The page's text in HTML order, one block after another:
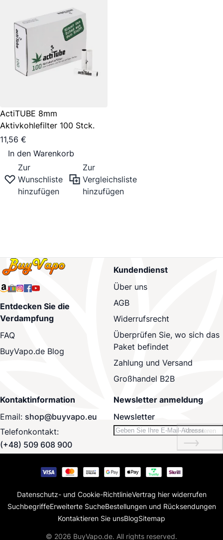
ActiTUBE 8mm
Aktivkohlefilter 100 Stck.
11,56 €
In den Warenkorb
Zur
Wunschliste
hinzufügen
Zur
Vergleichsliste
hinzufügen
Entdecken Sie die
Verdampfung
FAQ
BuyVapo.de Blog
Kundendienst
Über uns
AGB
Widerrufsrecht
Überprüfen Sie, wo sich das
Paket befindet
Zahlung und Versand
Großhandel B2B
Kontaktinformation
Email: shop@buyvapo.eu
Telefonkontakt:
(+48) 509 608 900
Newsletter anmeldung
Newsletter
Abonnieren
Datenschutz- und Cookie-RichtlinieVertrag hier widerrufen
SuchbegriffeErweiterte SucheBestellungen und Rücksendungen
Kontaktieren Sie unsBlogSitemap
© 2026 BuyVapo.de. All rights reserved.